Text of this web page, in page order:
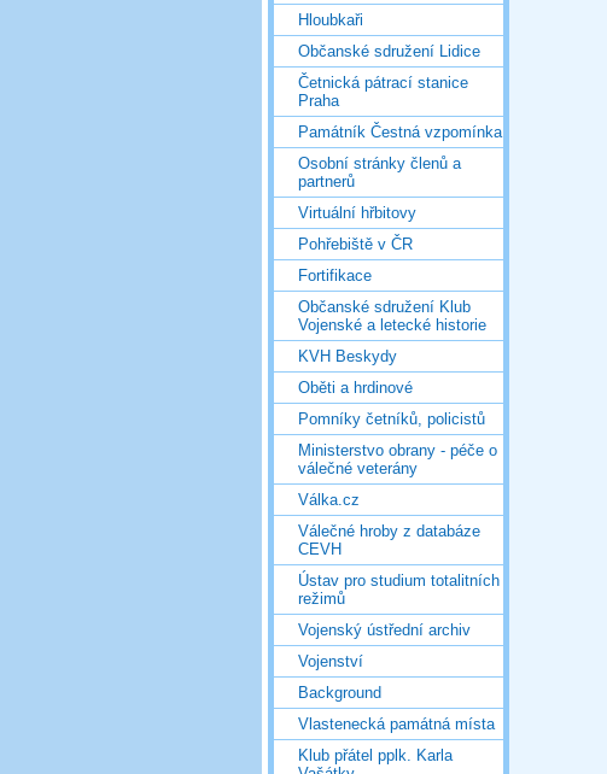
Hloubkaři
Občanské sdružení Lidice
Četnická pátrací stanice
Praha
Památník Čestná vzpomínka
Osobní stránky členů a
partnerů
Virtuální hřbitovy
Pohřebiště v ČR
Fortifikace
Občanské sdružení Klub
Vojenské a letecké historie
KVH Beskydy
Oběti a hrdinové
Pomníky četníků, policistů
Ministerstvo obrany - péče o
válečné veterány
Válka.cz
Válečné hroby z databáze
CEVH
Ústav pro studium totalitních
režimů
Vojenský ústřední archiv
Vojenství
Background
Vlastenecká památná místa
Klub přátel pplk. Karla